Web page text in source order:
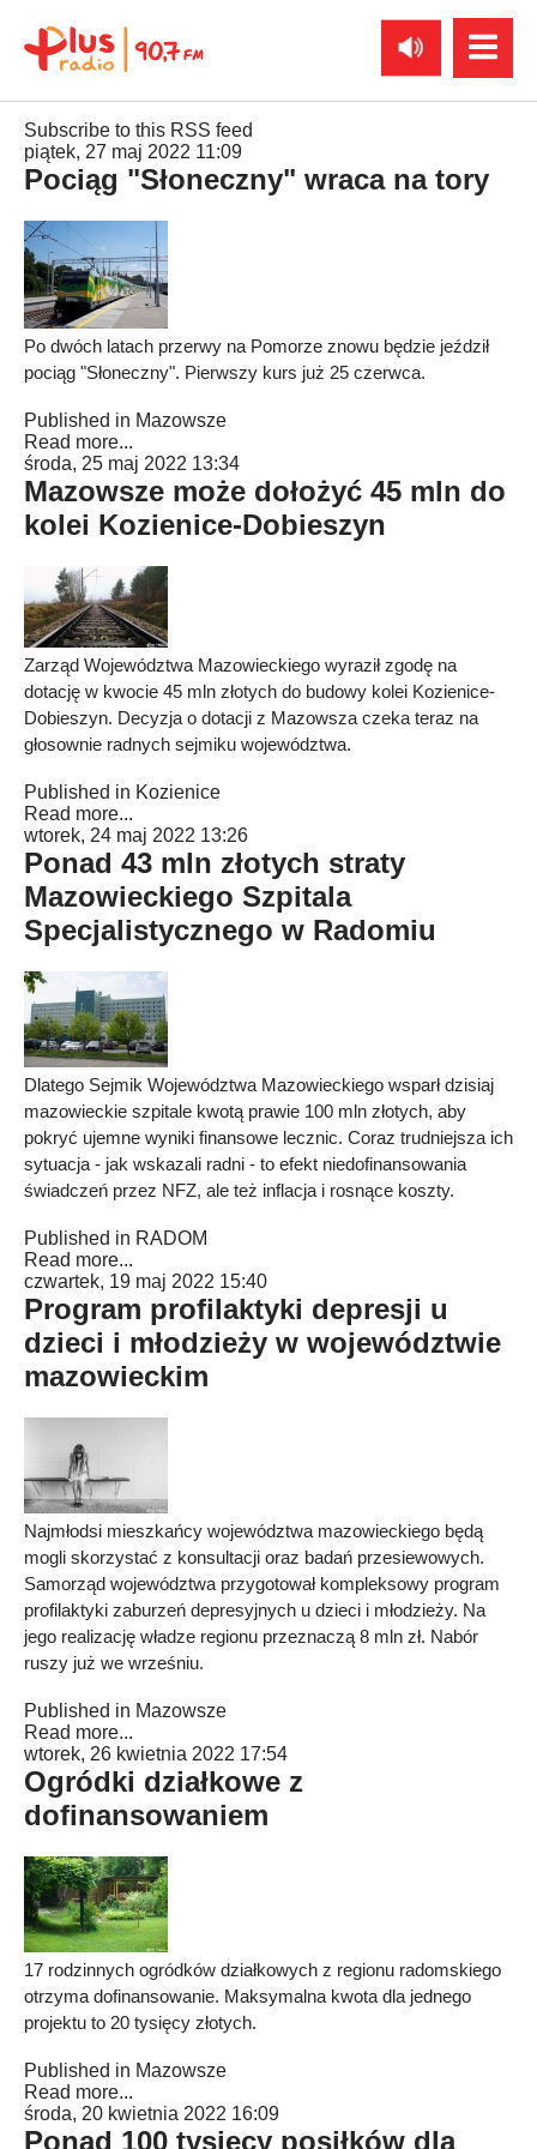
Subscribe to this RSS feed
piątek, 27 maj 2022 11:09
Pociąg "Słoneczny" wraca na tory
Po dwóch latach przerwy na Pomorze znowu będzie jeździł
pociąg "Słoneczny". Pierwszy kurs już 25 czerwca.
Published in Mazowsze
Read more...
środa, 25 maj 2022 13:34
Mazowsze może dołożyć 45 mln do
kolei Kozienice-Dobieszyn
Zarząd Województwa Mazowieckiego wyraził zgodę na
dotację w kwocie 45 mln złotych do budowy kolei Kozienice-
Dobieszyn. Decyzja o dotacji z Mazowsza czeka teraz na
głosownie radnych sejmiku województwa.
Published in Kozienice
Read more...
wtorek, 24 maj 2022 13:26
Ponad 43 mln złotych straty
Mazowieckiego Szpitala
Specjalistycznego w Radomiu
Dlatego Sejmik Województwa Mazowieckiego wsparł dzisiaj
mazowieckie szpitale kwotą prawie 100 mln złotych, aby
pokryć ujemne wyniki finansowe lecznic. Coraz trudniejsza ich
sytuacja - jak wskazali radni - to efekt niedofinansowania
świadczeń przez NFZ, ale też inflacja i rosnące koszty.
Published in RADOM
Read more...
czwartek, 19 maj 2022 15:40
Program profilaktyki depresji u
dzieci i młodzieży w województwie
mazowieckim
Najmłodsi mieszkańcy województwa mazowieckiego będą
mogli skorzystać z konsultacji oraz badań przesiewowych.
Samorząd województwa przygotował kompleksowy program
profilaktyki zaburzeń depresyjnych u dzieci i młodzieży. Na
jego realizację władze regionu przeznaczą 8 mln zł. Nabór
ruszy już we wrześniu.
Published in Mazowsze
Read more...
wtorek, 26 kwietnia 2022 17:54
Ogródki działkowe z
dofinansowaniem
17 rodzinnych ogródków działkowych z regionu radomskiego
otrzyma dofinansowanie. Maksymalna kwota dla jednego
projektu to 20 tysięcy złotych.
Published in Mazowsze
Read more...
środa, 20 kwietnia 2022 16:09
Ponad 100 tysięcy posiłków dla